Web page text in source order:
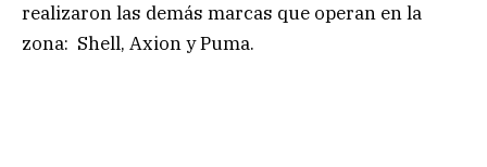
realizaron las demás marcas que operan en la
zona: Shell, Axion y Puma.